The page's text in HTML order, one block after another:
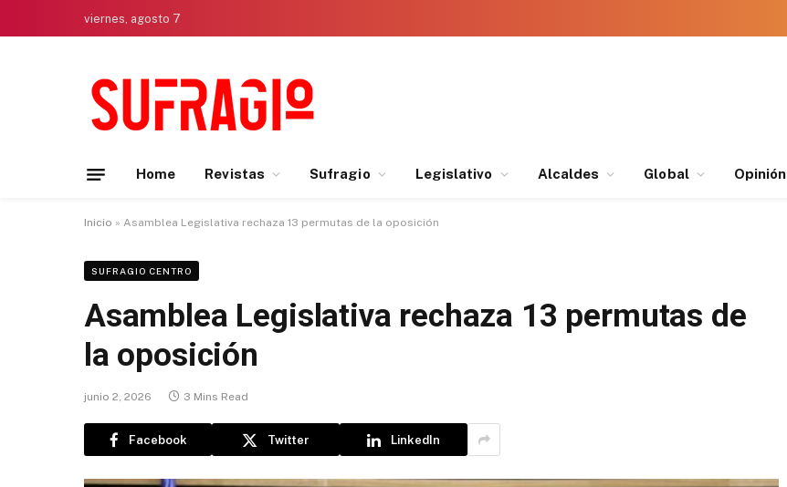
viernes, agosto 7
Home Revistas Sufragio Legislativo Alcaldes Global Opinión
Inicio » Asamblea Legislativa rechaza 13 permutas de la oposición
SUFRAGIO CENTRO
Asamblea Legislativa rechaza 13 permutas de
la oposición
junio 2, 2026 3 Mins Read
Facebook Twitter LinkedIn